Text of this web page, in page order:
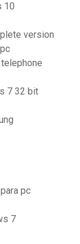
10
version
7 32 bit
pc
7